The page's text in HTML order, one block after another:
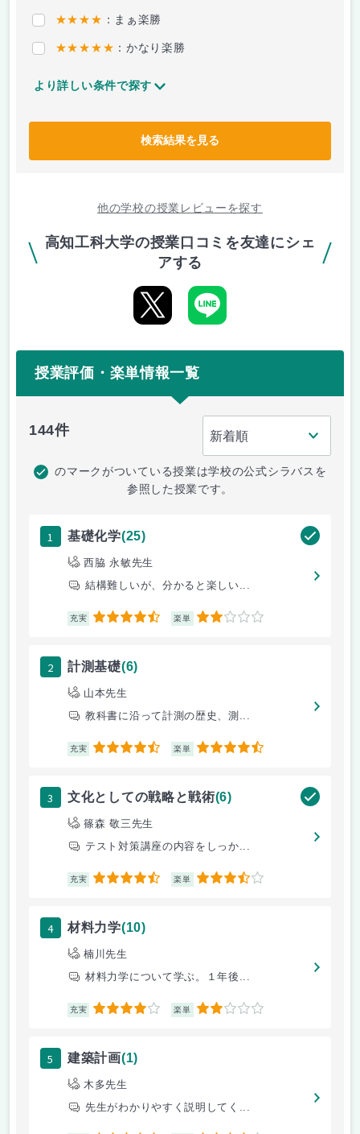
★★★★ ：まぁ楽勝
★★★★★ ：かなり楽勝
より詳しい条件で探す
検索結果を見る
他の学校の授業レビューを探す
高知工科大学の授業口コミを友達にシェ
アする
授業評価・楽単情報一覧
144件
のマークがついている授業は学校の公式シラバスを
参照した授業です。
1 基礎化学(25)
西脇 永敏先生
結構難しいが、分かると楽しい...
充実 4.5 楽単 2
2 計測基礎(6)
山本先生
教科書に沿って計測の歴史、測...
充実 4.5 楽単 4.5
3 文化としての戦略と戦術(6)
篠森 敬三先生
テスト対策講座の内容をしっか...
充実 4.5 楽単 3.5
4 材料力学(10)
楠川先生
材料力学について学ぶ。１年後...
充実 4 楽単 2
5 建築計画(1)
木多先生
先生がわかりやすく説明してく...